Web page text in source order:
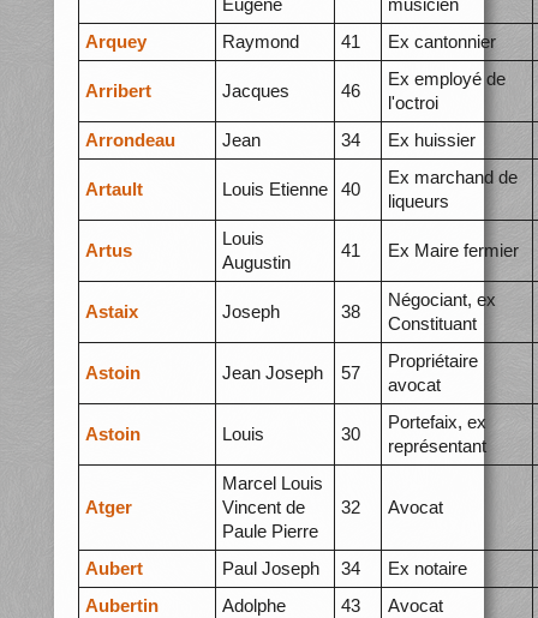
Eugène
musicien
Arquey
Raymond 41 Ex cantonnier
Arribert Jacques 46
Ex employé de
l'octroi
Arrondeau
Jean 34 Ex huissier
Artault Louis Etienne 40
Ex marchand de
liqueurs
Artus
Louis
Augustin
41 Ex Maire fermier
Astaix Joseph 38
Négociant, ex
Constituant
Astoin Jean Joseph 57
Propriétaire
avocat
Astoin Louis 30
Portefaix, ex
représentant
Atger
Marcel Louis
Vincent de
Paule Pierre
32 Avocat
Aubert Paul Joseph 34
Ex notaire
Aubertin
Adolphe 43
Avocat